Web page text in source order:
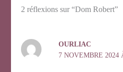
2 réflexions sur “Dom Robert”
OURLIAC
7 NOVEMBRE 2024